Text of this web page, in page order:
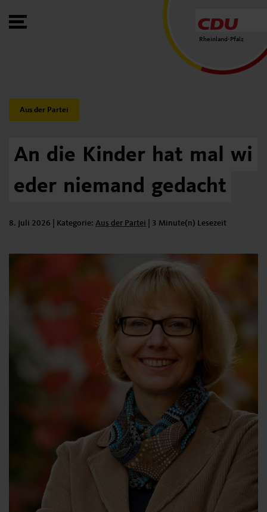
Toggle Menu
Rheinland-Pfalz
Category:
Aus der Partei
An die Kinder hat mal wi
eder niemand gedacht
8. Juli 2026 | Kategorie: Kategorie:
Aus der Partei 3 Minute(n) Lesezeit